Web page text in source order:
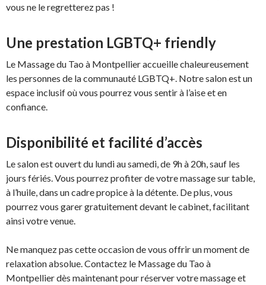
vous ne le regretterez pas !
Une prestation LGBTQ+ friendly
Le Massage du Tao à Montpellier accueille chaleureusement
les personnes de la communauté LGBTQ+. Notre salon est un
espace inclusif où vous pourrez vous sentir à l’aise et en
confiance.
Disponibilité et facilité d’accès
Le salon est ouvert du lundi au samedi, de 9h à 20h, sauf les
jours fériés. Vous pourrez profiter de votre massage sur table,
à l’huile, dans un cadre propice à la détente. De plus, vous
pourrez vous garer gratuitement devant le cabinet, facilitant
ainsi votre venue.
Ne manquez pas cette occasion de vous offrir un moment de
relaxation absolue. Contactez le Massage du Tao à
Montpellier dès maintenant pour réserver votre massage et